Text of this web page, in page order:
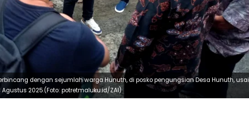
dengan sejumlah warga Hunuth, di posko pengungsian Desa Hunuth, usai
2025.(Foto: potretmaluku.id/ZAI)